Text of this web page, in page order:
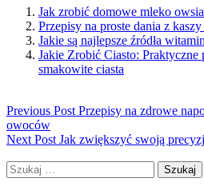
Jak zrobić domowe mleko
Przepisy na proste dania z
Jakie są najlepsze źródła
Jakie Zrobić Ciasto: Praktyczne
smakowite ciasta
Previous Post Przepisy na zdrowe
owoców
Next Post Jak zwiększyć swoją
Szukaj: